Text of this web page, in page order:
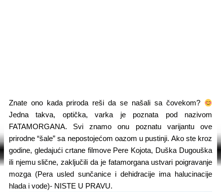
Znate ono kada priroda reši da se našali sa čovekom?
Jedna takva, optička, varka je poznata pod nazivom
FATAMORGANA. Svi znamo onu poznatu varijantu ove
prirodne “šale” sa nepostojećom oazom u pustinji. Ako ste kroz
godine, gledajući crtane filmove Pere Kojota, Duška Dugouška
ili njemu slične, zaključili da je fatamorgana ustvari poigravanje
mozga (Pera usled sunčanice i dehidracije ima halucinacije
hlada i vode)- NISTE U PRAVU.